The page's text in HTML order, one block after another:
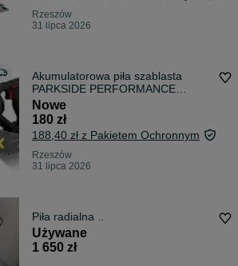
Rzeszów
31 lipca 2026
Akumulatorowa piła szablasta
PARKSIDE PERFORMANCE
PSSAP 20-Li E6
Nowe
180 zł
188,40 zł z Pakietem Ochronnym
Rzeszów
31 lipca 2026
Piła radialna ..
Używane
1 650 zł